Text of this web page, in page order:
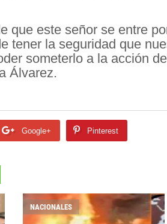
que este señor se entre
tener la seguridad que
someterlo a la acción
Álvarez.
Google+ Pinterest
NACIONALES